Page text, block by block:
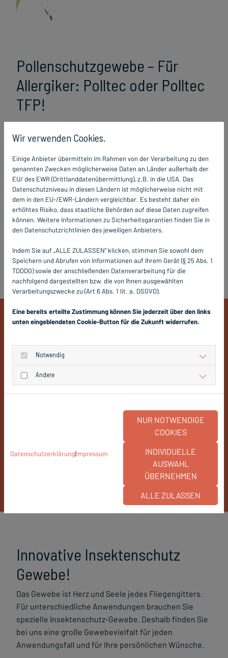
Pollenschutzgewebe – Für
Allergiker: Polltec oder Polltec
TFP!
Unsere gute Nachricht für alle Allergiker: Unser
Pollenschutz für Fenster hält über 90 % der relevanten
Luftdurchlässigkeit. Verantwortlich dafür sind die von
uns verwendeten hochwertigen Gewebearten. Für
alle, die stark unter Heuschnupfen und Pollen-Asthma
leiden, empfehlen wir das hocheffiziente Polltec. Für
Haushalte, in denen neben dem Pollenschutz auch der
Insektenschutz wichtig ist, empfehlen wir das
TFP.
Warum Pollenschutz für
Fenster?
Über 90% - 99% der allergieauslösenden
Pollen werden abgeschirmt
Feinmaschig und luftdurchlässig
Innovative Insektenschutz
Gewebe!
Das Gewebe ist Herz und Seele jedes Fliegengitters.
Für unterschiedliche Anwendungen brauchen Sie
spezielle Insektenschutz-Gewebe. Deshalb finden Sie
bei uns eine große Gewebevielfalt für jeden
Anwendungsfall und für Ihre persönlichen Wünsche.
Wir verwenden Cookies.
Einige Anbieter übermitteln im Rahmen von der Verarbeitung zu den
genannten Zwecken möglicherweise Daten an Länder außerhalb der
EU/ des EWR (Drittlanddatenübermittlung), z.B. in die USA. Das
Datenschutzniveau in diesen Ländern ist möglicherweise nicht mit
dem in den EU-/EWR-Ländern vergleichbar. Es besteht daher ein
erhöhtes Risiko, dass staatliche Behörden auf diese Daten zugreifen
können. Weitere Informationen zu Sicherheitsgarantien finden Sie in
den Datenschutzrichtlinien des jeweiligen Anbieters.
Indem Sie auf „ALLE ZULASSEN" klicken, stimmen Sie sowohl dem
Speichern und Abrufen von Informationen auf Ihrem Gerät (§ 25 Abs. 1
TDDDG) sowie der anschließenden Datenverarbeitung für die
nachfolgend dargestellten bzw. die von Ihnen ausgewählten
Verarbeitungszwecke zu (Art 6 Abs. 1 lit. a. DSGVO).
Eine bereits erteilte Zustimmung können Sie jederzeit über den links
unten eingeblendeten Cookie-Button für die Zukunft widerrufen.
Notwendig
Andere
Datenschutzerklärung|Impressum
NUR NOTWENDIGE
COOKIES
INDIVIDUELLE
AUSWAHL
ÜBERNEHMEN
ALLE ZULASSEN